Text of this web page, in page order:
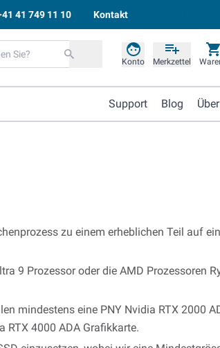
41 749 11 10 Kontakt
Konto Merkzettel
Support Blog
zu einem erheblichen Teil auf
9 Prozessor oder die AMD Prozessoren
mindestens eine PNY Nvidia RTX 2000
RTX 4000 ADA Grafikkarte.